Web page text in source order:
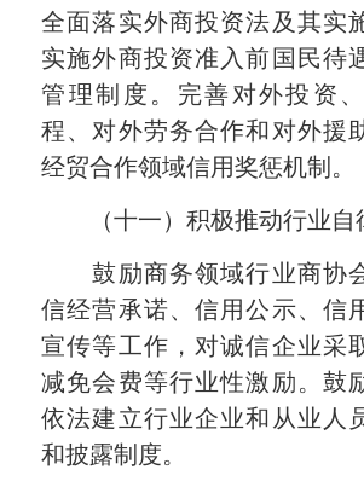
全面落实外商投资法及其实
实施外商投资准入前国民待
管理制度。完善对外投资
程、对外劳务合作和对外援
经贸合作领域信用奖惩机制。
（十一）积极推动行业自
鼓励商务领域行业商协
信经营承诺、信用公示、信
宣传等工作，对诚信企业采
减免会费等行业性激励。鼓
依法建立行业企业和从业人
和披露制度。